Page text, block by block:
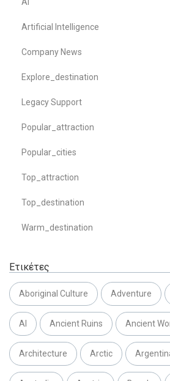
AI
Artificial Intelligence
Company News
Explore_destination
Legacy Support
Popular_attraction
Popular_cities
Top_attraction
Top_destination
Warm_destination
Ετικέτες
Aboriginal Culture Adventure
AI Ancient Ruins Ancient
Architecture Arctic